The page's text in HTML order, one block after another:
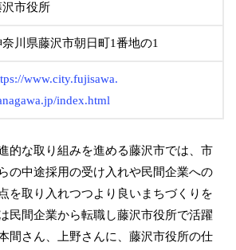
沢市役所
奈川県藤沢市朝日町1番地の1
www.city.fujisawa.
index.html
的な取り組みを進める藤沢市では、市
の中途採用の受け入れや民間企業への
を取り入れつつより良いまちづくりを
民間企業から転職し藤沢市役所で活躍
間さん、上野さんに、藤沢市役所の仕